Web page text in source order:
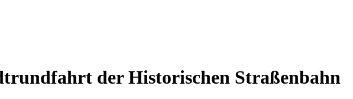
der Historischen Straßenbahn